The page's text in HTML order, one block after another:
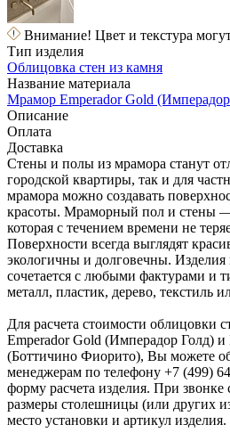
Внимание! Цвет и текстура
Тип изделия
Облицовка стен из камня
Название материала
Мрамор Emperador Gold
Описание
Оплата
Доставка
Стены и полы из мрамора станут
городской квартиры, так и для
мрамора можно создавать
красоты. Мраморный пол и стены —
которая с течением времени не
Поверхности всегда выглядят
экологичны и долговечны. Изделия
сочетается с любыми фактурами и
металл, пластик, дерево, текстиль
Для расчета стоимости облицовки
Emperador Gold (Имперадор Голд)
(Боттичино Фиорито), Вы можете
менеджерам по телефону +7 (499)
форму расчета изделия. При
размеры столешницы (или других
место установки и артикул изделия.